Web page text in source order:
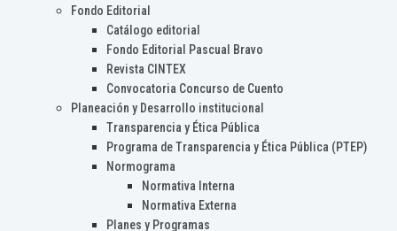
Fondo Editorial
Catálogo editorial
Fondo Editorial Pascual Bravo
Revista CINTEX
Convocatoria Concurso de Cuento
Planeación y Desarrollo institucional
Transparencia y Ética Pública
Programa de Transparencia y Ética Pública (PTEP)
Normograma
Normativa Interna
Normativa Externa
Planes y Programas